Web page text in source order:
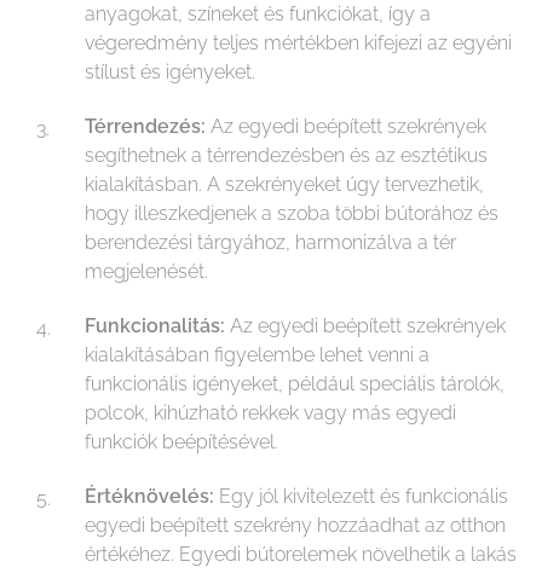
anyagokat, színeket és funkciókat, így a
végeredmény teljes mértékben kifejezi az egyéni
stílust és igényeket.
Térrendezés: Az egyedi beépített szekrények
segíthetnek a térrendezésben és az esztétikus
kialakításban. A szekrényeket úgy tervezhetik,
hogy illeszkedjenek a szoba többi bútorához és
berendezési tárgyához, harmonizálva a tér
megjelenését.
Funkcionalitás: Az egyedi beépített szekrények
kialakításában figyelembe lehet venni a
funkcionális igényeket, például speciális tárolók,
polcok, kihúzható rekkek vagy más egyedi
funkciók beépítésével.
Értéknövelés: Egy jól kivitelezett és funkcionális
egyedi beépített szekrény hozzáadhat az otthon
értékéhez. Egyedi bútorelemek növelhetik a lakás